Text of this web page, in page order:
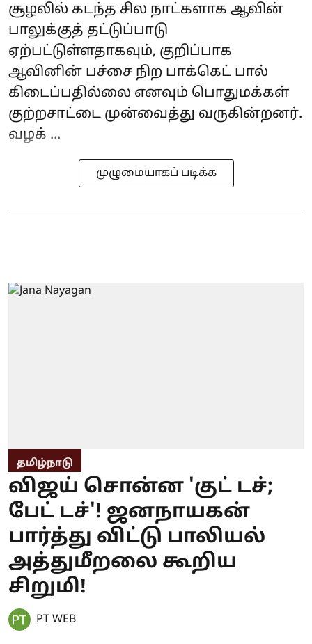
சூழலில் கடந்த சில நாட்களாக ஆவின்
பாலுக்குத் தட்டுப்பாடு
ஏற்பட்டுள்ளதாகவும், குறிப்பாக
ஆவினின் பச்சை நிற‌ பாக்கெட் பால்
கிடைப்பதில்லை எனவும் பொதுமக்கள்
குற்றசாட்டை முன்வைத்து வருகின்றனர்.
வழக் ...
முழுமையாகப் படிக்க
தமிழ்நாடு
விஜய் சொன்ன 'குட் டச்;
பேட் டச்'! ஜனநாயகன்
பார்த்து விட்டு பாலியல்
அத்துமீறலை கூறிய
சிறுமி!
PT WEB